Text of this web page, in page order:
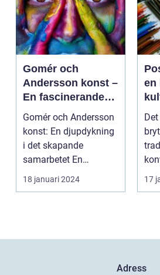
Gomér och
Andersson konst –
En fascinerande
utforskning av det
kreativa
samarbetet
Gomér och Andersson
konst: En djupdykning
i det skapande
samarbetet En
övergripande, grundlig
över...
18 januari 2024
en
att
de
17
Adress